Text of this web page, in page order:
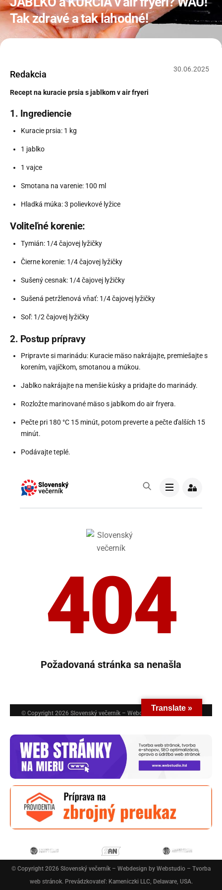
Tak zdravé a tak lahodné!
Redakcia 30.06.2025
Recept na kuracie prsia s jablkom v air fryeri
1. Ingrediencie
Kuracie prsia: 1 kg
1 jablko
1 vajce
Smotana na varenie: 100 ml
Hladká múka: 3 polievkové lyžice
Voliteľné korenie:
Tymián: 1/4 čajovej lyžičky
Čierne korenie: 1/4 čajovej lyžičky
Sušený cesnak: 1/4 čajovej lyžičky
Sušená petržlenová vňať: 1/4 čajovej lyžičky
Soľ: 1/2 čajovej lyžičky
2. Postup prípravy
Pripravte si marinádu: Kuracie mäso nakrájajte, premiešajte s
korením, vajíčkom, smotanou a múkou.
Jablko nakrájajte na menšie kúsky a pridajte do marinády.
Rozložte marinované mäso s jablkom do air fryera.
Pečte pri 180 °C 15 minút, potom preverte a pečte ďalších 15
minút.
Podávajte teplé.
© Copyright 2026 Slovenský večerník – Webdesign by Webstudio – Tvorba
web stránok. Prevádzkovateľ: Kameniczki LLC, Delaware, USA.